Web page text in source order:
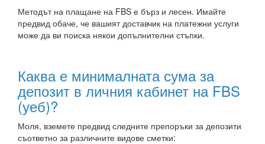
Методът на плащане на FBS е бърз и лесен. Имайте
предвид обаче, че вашият доставчик на платежни услуги
може да ви поиска някои допълнителни стъпки.
Каква е минималната сума за
депозит в личния кабинет на FBS
(уеб)?
Моля, вземете предвид следните препоръки за депозити
съответно за различните видове сметки: